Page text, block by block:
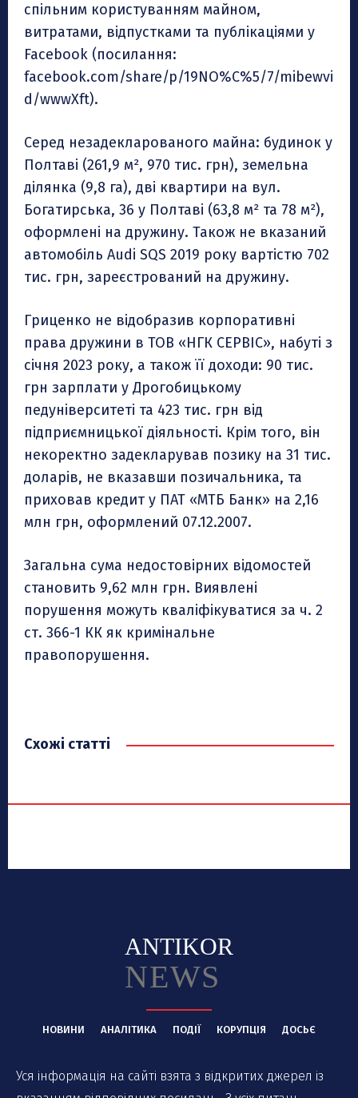
спільним користуванням майном,
витратами, відпустками та публікаціями у
Facebook (посилання:
facebook.com/share/p/19NO%C%5/7/mibewvi
d/wwwXft).
Серед незадекларованого майна: будинок у
Полтаві (261,9 м², 970 тис. грн), земельна
ділянка (9,8 га), дві квартири на вул.
Богатирська, 36 у Полтаві (63,8 м² та 78 м²),
оформлені на дружину. Також не вказаний
автомобіль Audi SQS 2019 року вартістю 702
тис. грн, зареєстрований на дружину.
Гриценко не відобразив корпоративні
права дружини в ТОВ «НГК СЕРВІС», набуті з
січня 2023 року, а також її доходи: 90 тис.
грн зарплати у Дрогобицькому
педуніверситеті та 423 тис. грн від
підприємницької діяльності. Крім того, він
некоректно задекларував позику на 31 тис.
доларів, не вказавши позичальника, та
приховав кредит у ПАТ «МТБ Банк» на 2,16
млн грн, оформлений 07.12.2007.
Загальна сума недостовірних відомостей
становить 9,62 млн грн. Виявлені
порушення можуть кваліфікуватися за ч. 2
ст. 366-1 КК як кримінальне
правопорушення.
Схожі статті
ANTIKOR
NEWS
НОВИНИ АНАЛІТИКА ПОДІЇ КОРУПЦІЯ ДОСЬЄ
Уся інформація на сайті взята з відкритих джерел із